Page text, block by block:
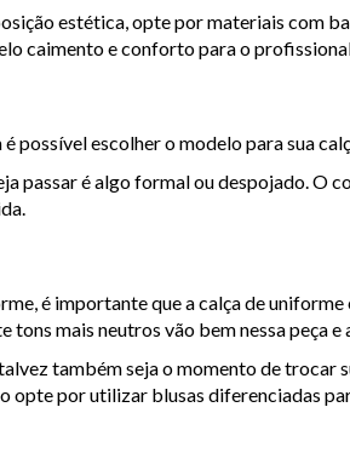
estética, opte por materiais com
caimento e conforto para o profissional
possível escolher o modelo para sua
passar é algo formal ou despojado. O
é importante que a calça de
mais neutros vão bem nessa peça e
também seja o momento de trocar
opte por utilizar blusas diferenciadas